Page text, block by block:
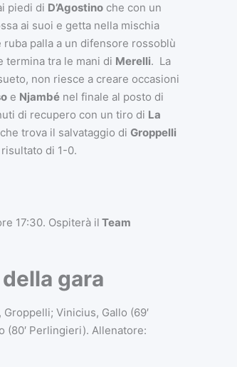
piedi di D’Agostinoche con un
ai suoi e getta nella mischia
ruba palla a un difensore rossoblù
termina tra le mani di Merelli. La
non riesce a creare occasioni
e Njambénel finale al posto di
di recupero con un tiro di La
che trova il salvataggio di Groppelli
di 1-0.
17:30. Ospiterà il Team
gara
Vinicius, Gallo (69′
(80′ Perlingieri). Allenatore: